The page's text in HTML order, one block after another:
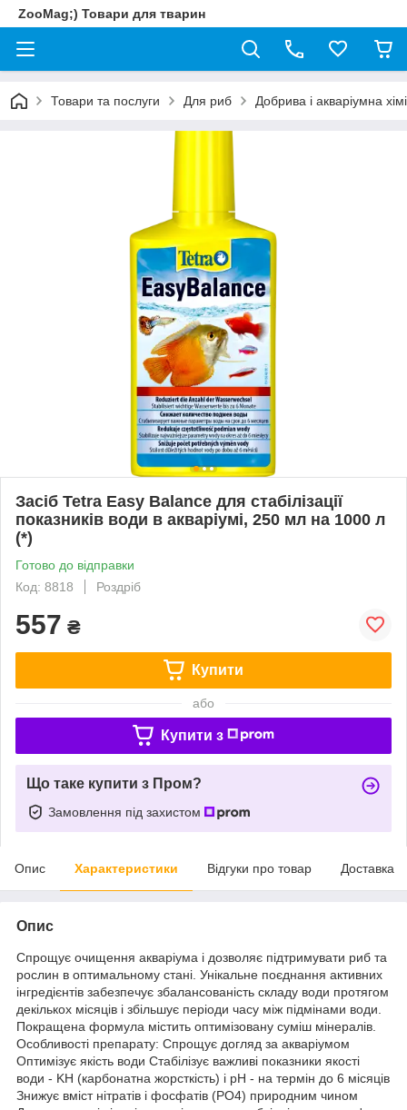
ZooMag;) Товари для тварин
Товари та послуги Для риб Добрива і акваріумна
Засіб Tetra Easy Balance для стабілізації
показників води в акваріумі, 250 мл на 1000 л
(*)
Готово до відправки
Код: 8818
Роздріб
557 ₴
Купити
або
Купити з
Що таке купити з Пром?
Замовлення під захистом
Опис Характеристики Відгуки про товар Доставка
Опис
Спрощує очищення акваріума і дозволяє підтримувати риб та
рослин в оптимальному стані. Унікальне поєднання активних
інгредієнтів забезпечує збалансованість складу води протягом
декількох місяців і збільшує періоди часу між підмінами води.
Покращена формула містить оптимізовану суміш мінералів.
Особливості препарату: Спрощує догляд за акваріумом
Оптимізує якість води Стабілізує важливі показники якості
води - KH (карбонатна жорсткість) і pH - на термін до 6 місяців
Знижує вміст нітратів і фосфатів (PO4) природним чином